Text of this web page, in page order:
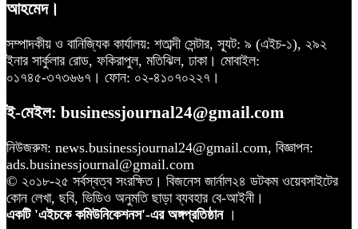
আহমেদ।
সম্পাদকীয় ও বানিজ্যিক কার্যালয়: শতাব্দী সেন্টার, স্যূট: ৯ (এইচ-১), ২৯২
ইনার সার্কুলার রোড, ফকিরাপুল, মতিঝিল, ঢাকা। মোবাইল:
০১৭৪৫-৩৭৩৬৬৭। ফোন: ০২-৪১০৭০২২৭।
ই-মেইল: businessjournal24@gmail.com
নিউজরুম: news.businessjournal24@gmail.com, বিজ্ঞাপন:
ads.businessjournal@gmail.com
© ২০১৮-২৫ সর্বস্বত্ব সংরক্ষিত। বিজনেস জার্নাল২৪ ডটকম ওয়েবসাইটের
কোন লেখা, ছবি, ভিডিও অনুমতি ছাড়া ব্যবহার বে-আইনী।
একটি 'এইচকে কমিউনিকেশনস'-এর অঙ্গপ্রতিষ্ঠান ।